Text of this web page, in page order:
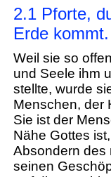
2.1 Pforte,
Erde kommt.
Weil sie so
und Seele ihm
stellte, wurde
Menschen, der
Sie ist der
Nähe Gottes
Absondern des
seinen